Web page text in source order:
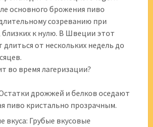
основного брожения пиво
созреванию при
близких к нулю. В Швеции этот
от нескольких недель до
во время лагеризации?
дрожжей и белков оседают
пиво кристально прозрачным.
вкуса: Грубые вкусовые